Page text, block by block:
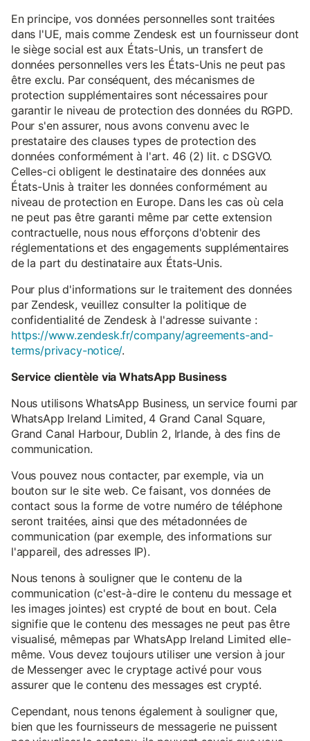
En principe, vos données personnelles sont traitées
dans l'UE, mais comme Zendesk est un fournisseur dont
le siège social est aux États-Unis, un transfert de
données personnelles vers les États-Unis ne peut pas
être exclu. Par conséquent, des mécanismes de
protection supplémentaires sont nécessaires pour
garantir le niveau de protection des données du RGPD.
Pour s'en assurer, nous avons convenu avec le
prestataire des clauses types de protection des
données conformément à l'art. 46 (2) lit. c DSGVO.
Celles-ci obligent le destinataire des données aux
États-Unis à traiter les données conformément au
niveau de protection en Europe. Dans les cas où cela
ne peut pas être garanti même par cette extension
contractuelle, nous nous efforçons d'obtenir des
réglementations et des engagements supplémentaires
de la part du destinataire aux États-Unis.
Pour plus d'informations sur le traitement des données
par Zendesk, veuillez consulter la politique de
confidentialité de Zendesk à l'adresse suivante :
https://www.zendesk.fr/company/agreements-and-
terms/privacy-notice/.
Service clientèle via WhatsApp Business
Nous utilisons WhatsApp Business, un service fourni par
WhatsApp Ireland Limited, 4 Grand Canal Square,
Grand Canal Harbour, Dublin 2, Irlande, à des fins de
communication.
Vous pouvez nous contacter, par exemple, via un
bouton sur le site web. Ce faisant, vos données de
contact sous la forme de votre numéro de téléphone
seront traitées, ainsi que des métadonnées de
communication (par exemple, des informations sur
l'appareil, des adresses IP).
Nous tenons à souligner que le contenu de la
communication (c'est-à-dire le contenu du message et
les images jointes) est crypté de bout en bout. Cela
signifie que le contenu des messages ne peut pas être
visualisé, mêmepas par WhatsApp Ireland Limited elle-
même. Vous devez toujours utiliser une version à jour
de Messenger avec le cryptage activé pour vous
assurer que le contenu des messages est crypté.
Cependant, nous tenons également à souligner que,
bien que les fournisseurs de messagerie ne puissent